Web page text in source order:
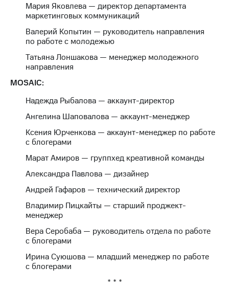
о
погашении
именных
облигаций
Другое
Регистратор
Контакты
развитие
деловая этика
На главную
Мария Яковлева — директор департамента
маркетинговых коммуникаций
Валерий Копытин — руководитель направления
по работе с молодежью
Татьяна Лоншакова — менеджер молодежного
направления
MOSAIC:
Надежда Рыбалова — аккаунт-директор
Ангелина Шаповалова — аккаунт-менеджер
Ксения Юрченкова — аккаунт-менеджер по работе
с блогерами
Марат Амиров — группхед креативной команды
Александра Павлова — дизайнер
Андрей Гафаров — технический директор
Владимир Пицкайты — старший проджект-
менеджер
Вера Серобаба — руководитель отдела по работе
с блогерами
Ирина Суюшова — младший менеджер по работе
с блогерами
* * *